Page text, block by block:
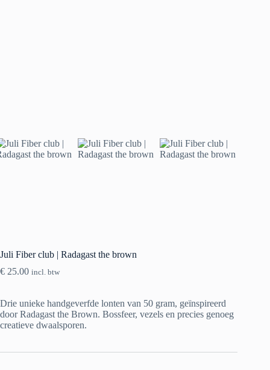
Juli Fiber club | Radagast the brown
€ 25.00 incl. btw
Drie unieke handgeverfde lonten van 50 gram, geïnspireerd
door Radagast the Brown. Bossfeer, vezels en precies genoeg
creatieve dwaalsporen.